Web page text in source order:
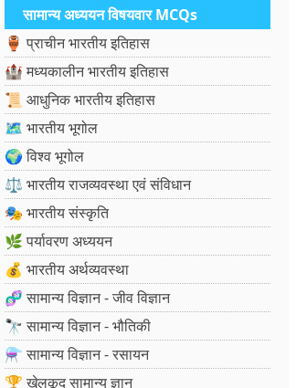
सामान्य अध्ययन विषयवार MCQs
🏺 प्राचीन भारतीय इतिहास
🏰 मध्यकालीन भारतीय इतिहास
📜 आधुनिक भारतीय इतिहास
🗺️ भारतीय भूगोल
🌍 विश्व भूगोल
⚖️ भारतीय राजव्यवस्था एवं संविधान
🎭 भारतीय संस्कृति
🌿 पर्यावरण अध्ययन
💰 भारतीय अर्थव्यवस्था
🧬 सामान्य विज्ञान - जीव विज्ञान
🔭 सामान्य विज्ञान - भौतिकी
⚗️ सामान्य विज्ञान - रसायन
🏆 खेलकूद सामान्य ज्ञान